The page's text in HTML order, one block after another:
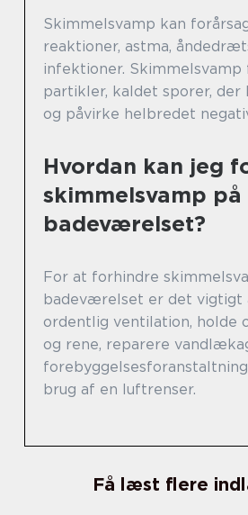
Skimmelsvamp kan
reaktioner, astma,
infektioner. Skimmelsvamp
partikler, kaldet sporer, der
og påvirke helbredet
Hvordan kan jeg
skimmelsvamp på
badeværelset?
For at forhindre
badeværelset er det vigtigt
ordentlig ventilation, holde
og rene, reparere
brug af en luftrenser.
Få læst flere